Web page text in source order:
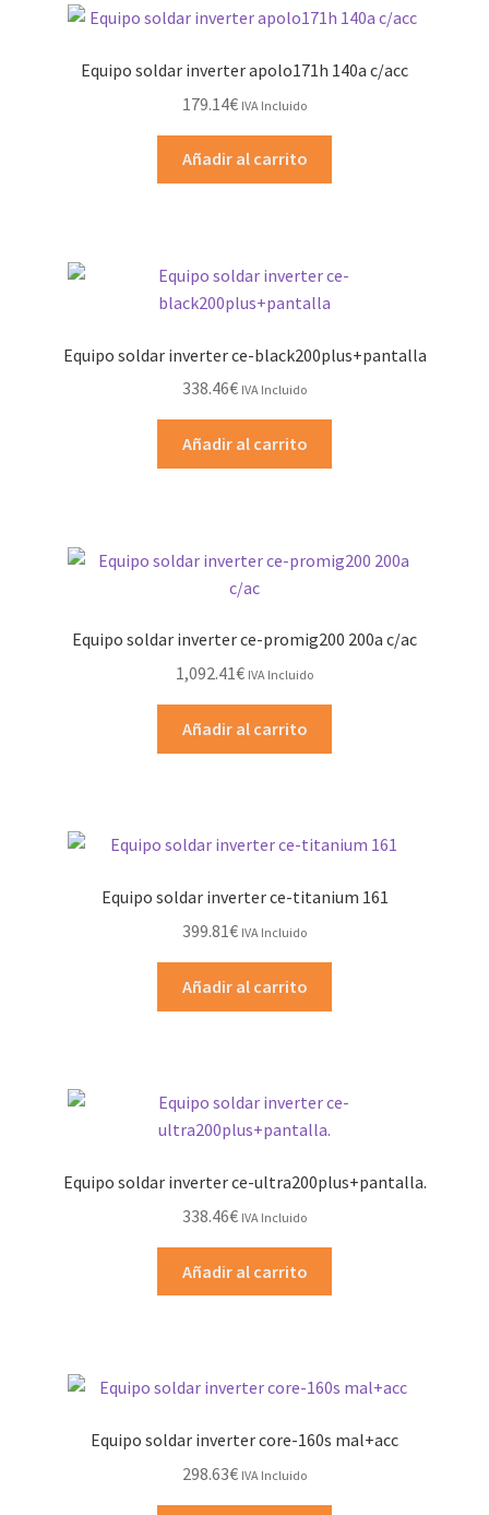
Equipo soldar inverter apolo171h 140a c/acc
179.14€ IVA Incluido
Añadir al carrito
Equipo soldar inverter ce-black200plus+pantalla
338.46€ IVA Incluido
Añadir al carrito
Equipo soldar inverter ce-promig200 200a c/ac
1,092.41€ IVA Incluido
Añadir al carrito
Equipo soldar inverter ce-titanium 161
399.81€ IVA Incluido
Añadir al carrito
Equipo soldar inverter ce-ultra200plus+pantalla.
338.46€ IVA Incluido
Añadir al carrito
Equipo soldar inverter core-160s mal+acc
298.63€ IVA Incluido